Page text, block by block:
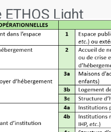
Light